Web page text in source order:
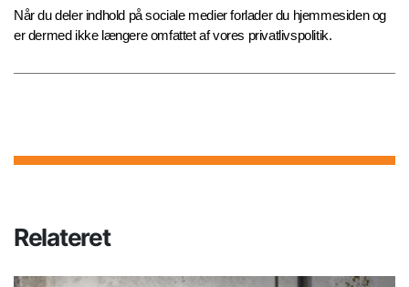
Når du deler indhold på sociale medier forlader du hjemmesiden og
er dermed ikke længere omfattet af vores privatlivspolitik.
Relateret